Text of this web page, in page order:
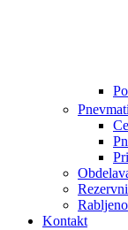
Rabljeno
Kontakt